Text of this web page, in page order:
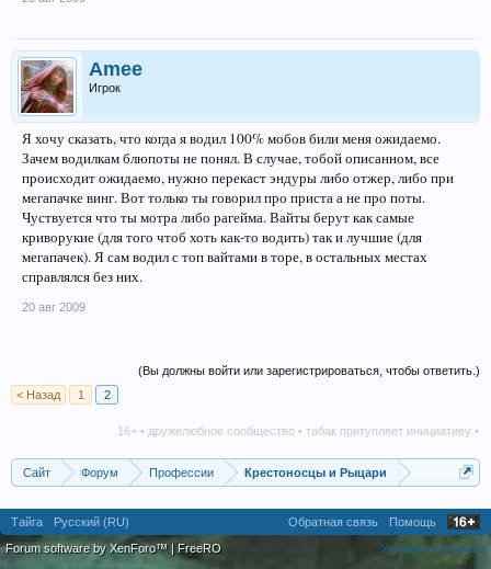
Amee
Игрок
Я хочу сказать, что когда я водил 100% мобов били меня ожидаемо.
Зачем водилкам блюпоты не понял. В случае, тобой описанном, все
происходит ожидаемо, нужно перекаст эндуры либо отжер, либо при
мегапачке винг. Вот только ты говорил про приста а не про поты.
Чуствуется что ты мотра либо рагейма. Вайты берут как самые
криворукие (для того чтоб хоть как-то водить) так и лучшие (для
мегапачек). Я сам водил с топ вайтами в торе, в остальных местах
справлялся без них.
20 авг 2009
(Вы должны войти или зарегистрироваться, чтобы ответить.)
< Назад
1 2
16+ • дружелюбное сообщество • табак притупляет инициативу •
Сайт Форум Профессии Крестоносцы и Рыцари
Тайга Русский (RU) Обратная связь
Помощь
Условия и правила
Forum software by XenForo™ | FreeRO